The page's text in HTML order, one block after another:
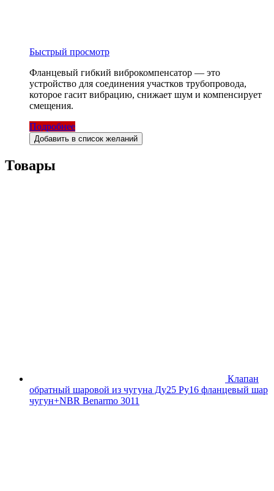
Быстрый просмотр
Фланцевый гибкий виброкомпенсатор — это
устройство для соединения участков трубопровода,
которое гасит вибрацию, снижает шум и компенсирует
смещения.
Подробнее
Добавить в список желаний
Товары
Клапан
обратный шаровой из чугуна Ду25 Ру16 фланцевый шар
чугун+NBR Benarmo 3011